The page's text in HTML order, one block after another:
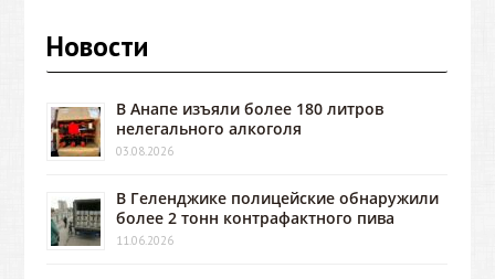
Новости
В Анапе изъяли более 180 литров
нелегального алкоголя
03.08.2026
В Геленджике полицейские обнаружили
более 2 тонн контрафактного пива
11.06.2026